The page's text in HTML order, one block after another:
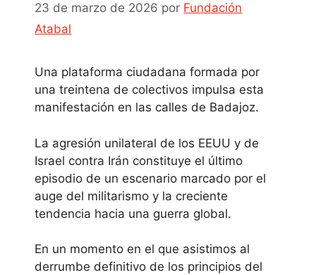
23 de marzo de 2026 por Fundación
Atabal
Una plataforma ciudadana formada por
una treintena de colectivos impulsa esta
manifestación en las calles de Badajoz.
La agresión unilateral de los EEUU y de
Israel contra Irán constituye el último
episodio de un escenario marcado por el
auge del militarismo y la creciente
tendencia hacia una guerra global.
En un momento en el que asistimos al
derrumbe definitivo de los principios del